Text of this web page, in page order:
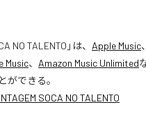
NO TALENTO 」は、 Apple Music、
Music、 Amazon Music Unlimited
ができる。
SOCA NO TALENTO